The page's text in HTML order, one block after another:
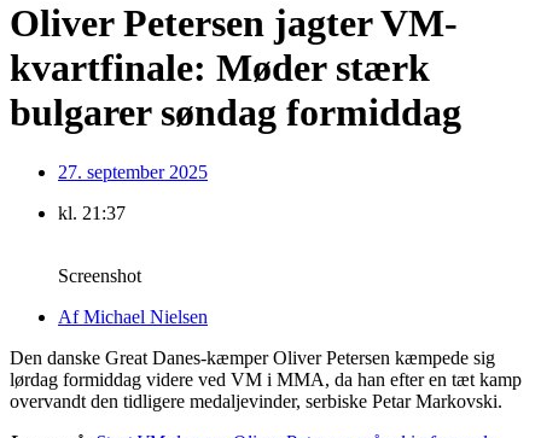
Oliver Petersen jagter VM-
kvartfinale: Møder stærk
bulgarer søndag formiddag
27. september 2025
kl. 21:37
Screenshot
AfMichael Nielsen
Den danske Great Danes-kæmper Oliver Petersen kæmpede sig
lørdag formiddag videre ved VM i MMA, da han efter en tæt kamp
overvandt den tidligere medaljevinder, serbiske Petar Markovski.